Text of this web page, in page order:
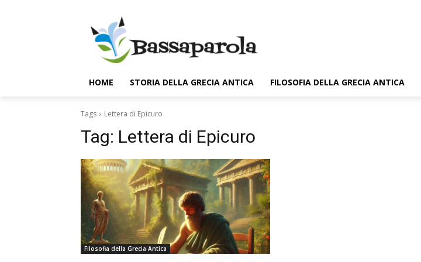
HOME STORIA DELLA GRECIA ANTICA FILOSOFIA DELLA GRECIA ANTICA
Tags Lettera di Epicuro
Tag: Lettera di Epicuro
Filosofia della Grecia Antica